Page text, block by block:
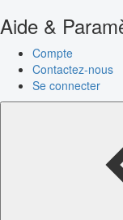
Aide &
Compte
Contactez-nous
Se connecter